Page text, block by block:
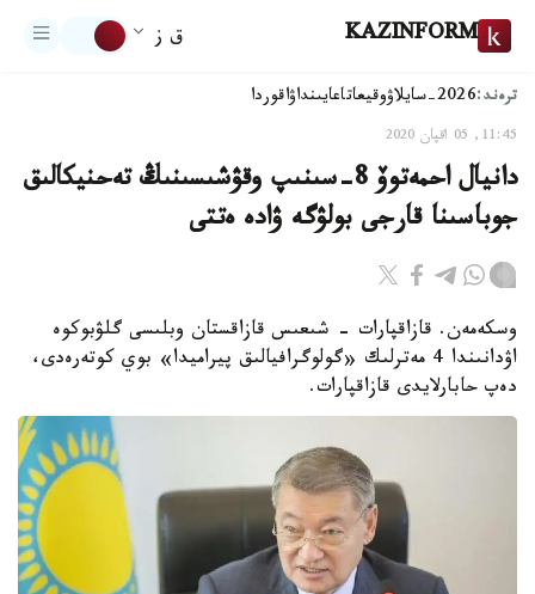
KAZINFORM ق ز
ترەند:2026-سايلاۋ وقيعاتاعايىنداۋاقوردا
11:45, 05 اقپان 2020
دانيال احمەتوۆ 8-سىنىپ وقۋشىسىنىڭ تەحنيكالىق
جوباسىنا قارجى بولۋگە ۋادە ەتتى
وسكەمەن. قازاقپارات - شىعىس قازاقستان وبلىسى گلۋبوكوە
اۋدانىندا 4 مەترلىك «گولوگرافيالىق پيراميدا» بوي كوتەرەدى،
دەپ حابارلايدى قازاقپارات.